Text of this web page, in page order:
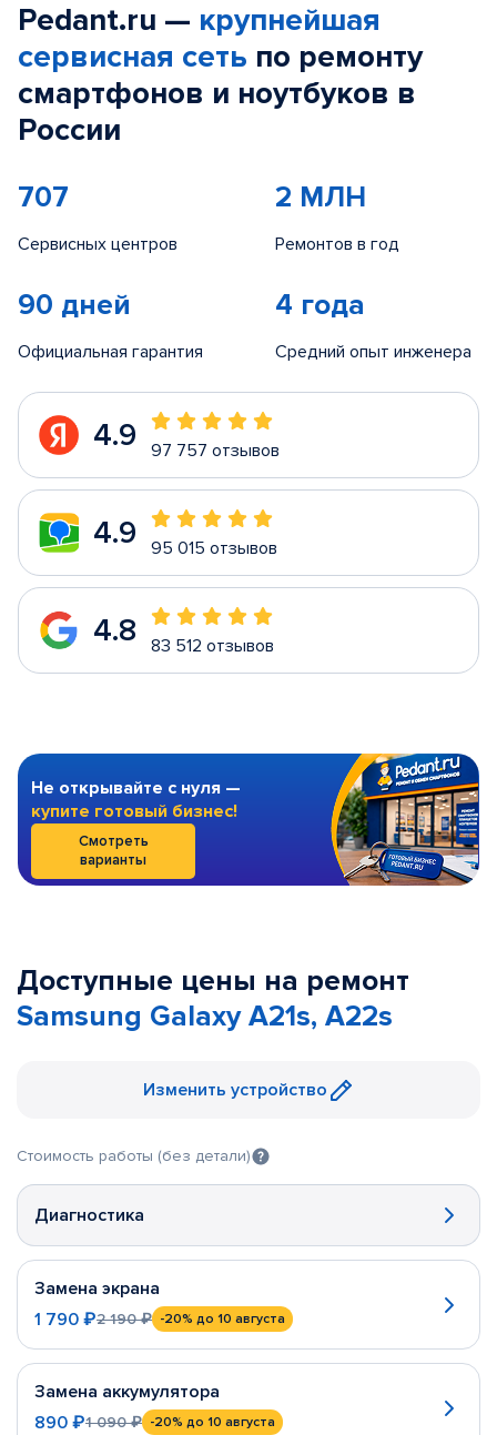
Pedant.ru — крупнейшая
сервисная сеть по ремонту
смартфонов и ноутбуков в
России
707
Сервисных центров
2 МЛН
Ремонтов в год
90 дней
Официальная гарантия
4 года
Средний опыт инженера
4.9 97 757 отзывов
4.9 95 015 отзывов
4.8 83 512 отзывов
Не открывайте с нуля —
купите готовый бизнес!
Смотреть
варианты
Доступные цены на ремонт
Samsung Galaxy A21s, A22s
Изменить устройство
Стоимость работы (без детали)
Диагностика
Замена экрана
1 790 ₽2 190 ₽ -20% до 10 августа
Замена аккумулятора
890 ₽1 090 ₽ -20% до 10 августа